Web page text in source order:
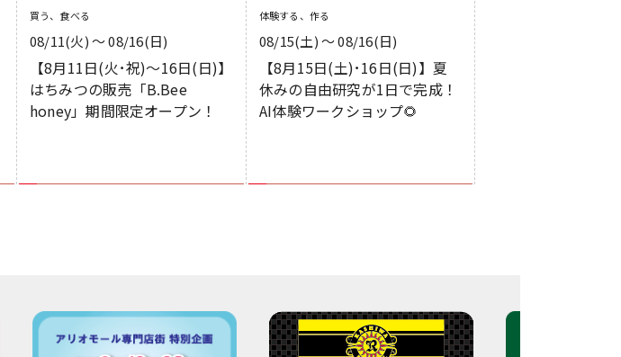
買う、食べる
08/11(火) 〜 08/16(日)
【8月11日(火･祝)～16日(日)】
はちみつの販売「B.Bee
honey」期間限定オープン！
体験する、作る
08/15(土) 〜 08/16(日)
【8月15日(土)･16日(日)】夏
休みの自由研究が1日で完成！
AI体験ワークショップ🌻